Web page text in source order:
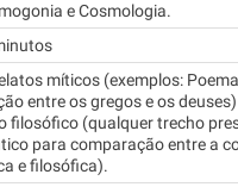
e Cosmologia.
míticos (exemplos:
entre os gregos e os deuses)
filosófico (qualquer trecho
para comparação entre a
e filosófica).